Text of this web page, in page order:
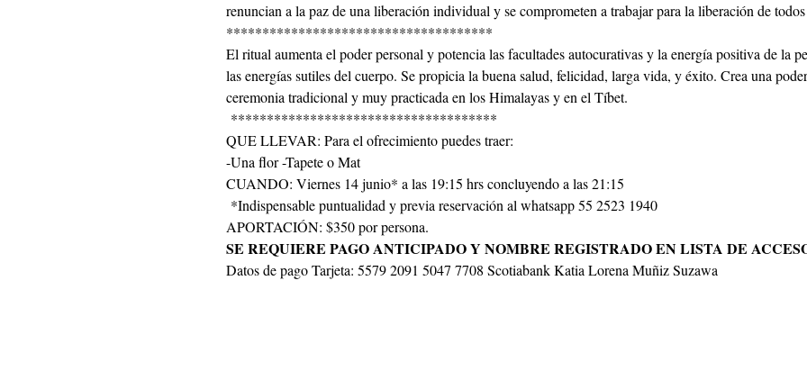
renuncian a la paz de una liberación individual y se comprometen a trabajar para la liberación de
*************************************
El ritual aumenta el poder personal y potencia las facultades autocurativas y la energía positiva de la
las energías sutiles del cuerpo. Se propicia la buena salud, felicidad, larga vida, y éxito. Crea una
ceremonia tradicional y muy practicada en los Himalayas y en el Tíbet.
*************************************
QUE LLEVAR: Para el ofrecimiento puedes traer:
-Una flor -Tapete o Mat
CUANDO: Viernes 14 junio* a las 19:15 hrs concluyendo a las 21:15
*Indispensable puntualidad y previa reservación al whatsapp 55 2523 1940
APORTACIÓN: $350 por persona.
SE REQUIERE PAGO ANTICIPADO Y NOMBRE REGISTRADO EN LISTA DE
Datos de pago Tarjeta: 5579 2091 5047 7708 Scotiabank Katia Lorena Muñiz Suzawa